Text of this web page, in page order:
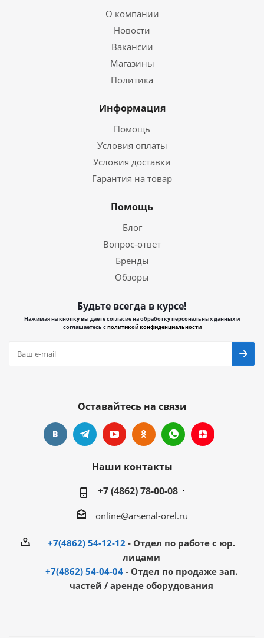
О компании
Новости
Вакансии
Магазины
Политика
Информация
Помощь
Условия оплаты
Условия доставки
Гарантия на товар
Помощь
Блог
Вопрос-ответ
Бренды
Обзоры
Будьте всегда в курсе!
Нажимая на кнопку вы даете согласие на обработку персональных данных и
соглашаетесь сполитикой конфиденциальности
Оставайтесь на связи
Наши контакты
+7 (4862) 78-00-08
online@arsenal-orel.ru
+7(4862) 54-12-12 - Отдел по работе с юр.
лицами
+7(4862) 54-04-04 - Отдел по продаже зап.
частей / аренде оборудования